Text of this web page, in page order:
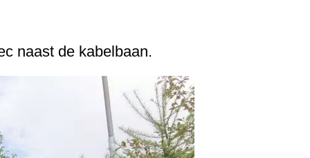
naast de kabelbaan.